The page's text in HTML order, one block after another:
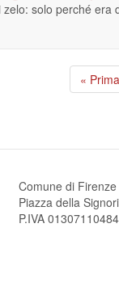
solo perché era
Prima
pagina
« Prima
Comune di
Piazza della
P.IVA 01307110484